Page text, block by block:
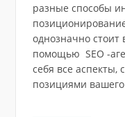
разные способы
однозначно стоит
помощью SEO -
себя все аспекты,
позициями